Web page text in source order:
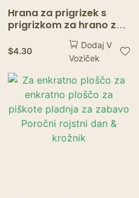
Hrana za prigrizek s
prigrizkom za hrano za
kontejner za enkratno
uporabo papirnate
plošče papirnate
pladnja za restavracijo
$4.30
Dodaj V
Voziček